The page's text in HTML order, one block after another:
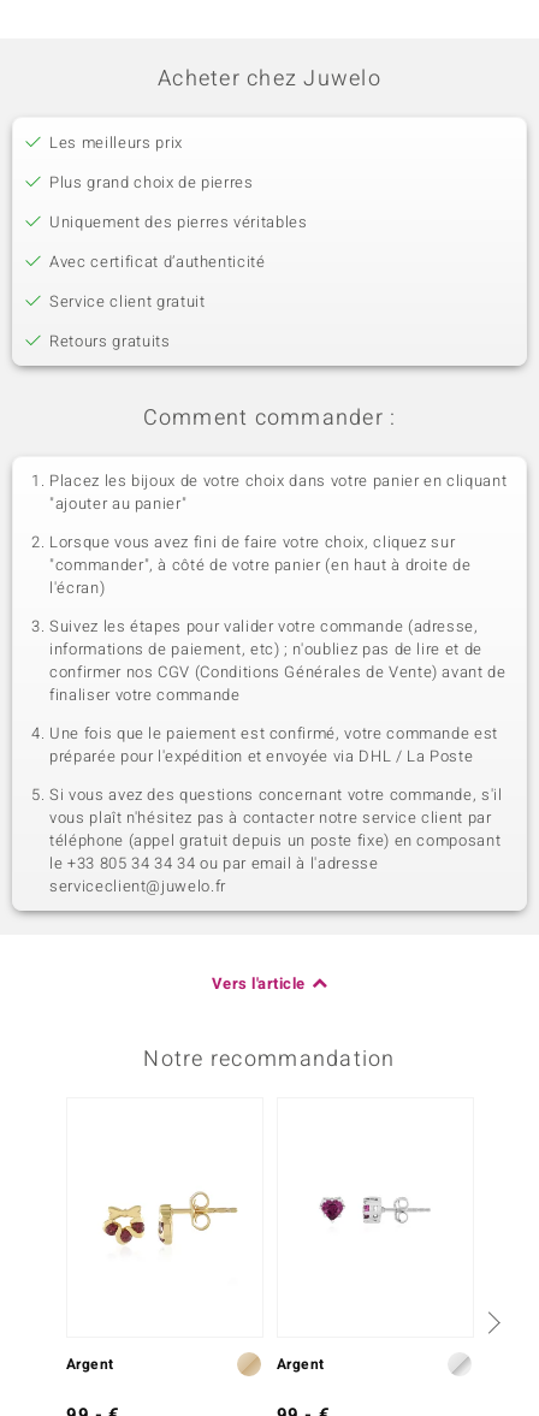
Acheter chez Juwelo
Les meilleurs prix
Plus grand choix de pierres
Uniquement des pierres véritables
Avec certificat d’authenticité
Service client gratuit
Retours gratuits
Comment commander :
Placez les bijoux de votre choix dans votre panier en cliquant
"ajouter au panier"
Lorsque vous avez fini de faire votre choix, cliquez sur
"commander", à côté de votre panier (en haut à droite de
l'écran)
Suivez les étapes pour valider votre commande (adresse,
informations de paiement, etc) ; n'oubliez pas de lire et de
confirmer nos CGV (Conditions Générales de Vente) avant de
finaliser votre commande
Une fois que le paiement est confirmé, votre commande est
préparée pour l'expédition et envoyée via DHL / La Poste
Si vous avez des questions concernant votre commande, s'il
vous plaît n'hésitez pas à contacter notre service client par
téléphone (appel gratuit depuis un poste fixe) en composant
le +33 805 34 34 34 ou par email à l'adresse
serviceclient@juwelo.fr
Vers l'article
Notre recommandation
Argent Argent